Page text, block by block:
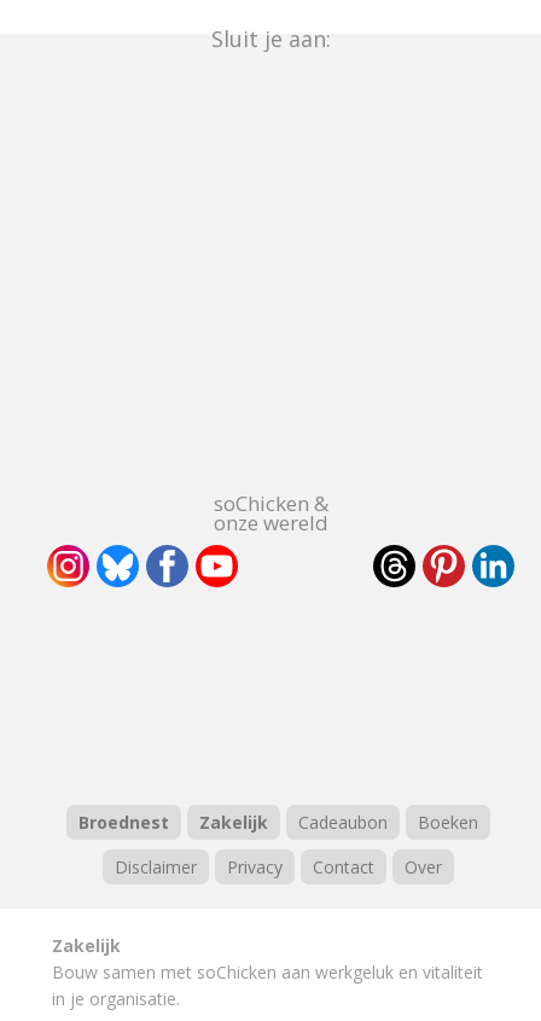
Sluit je aan:
soChicken &
onze wereld
Broednest Zakelijk Cadeaubon
Boeken
Disclaimer
Privacy Contact Over
Zakelijk
Bouw samen met soChicken aan werkgeluk en vitaliteit
in je organisatie.